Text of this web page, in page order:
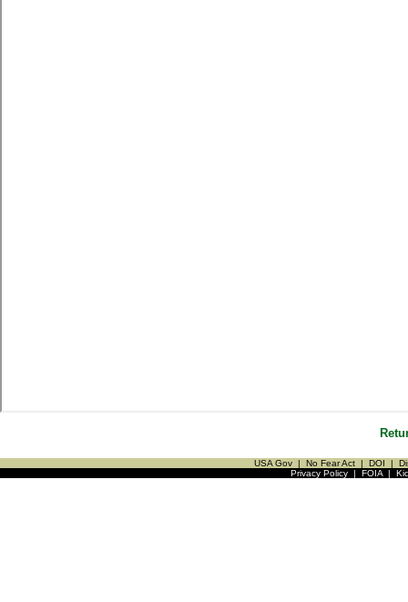
USA Gov | No Fear Act | DOI |
Privacy Policy| FOIA|